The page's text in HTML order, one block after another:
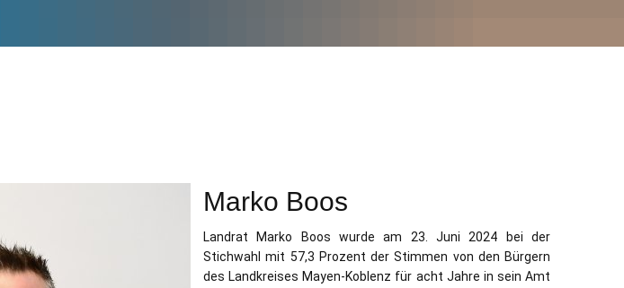
Marko Boos
Landrat Marko Boos wurde am 23. Juni 2024 bei der
Stichwahl mit 57,3 Prozent der Stimmen von den Bürgern
des Landkreises Mayen-Koblenz für acht Jahre in sein Amt